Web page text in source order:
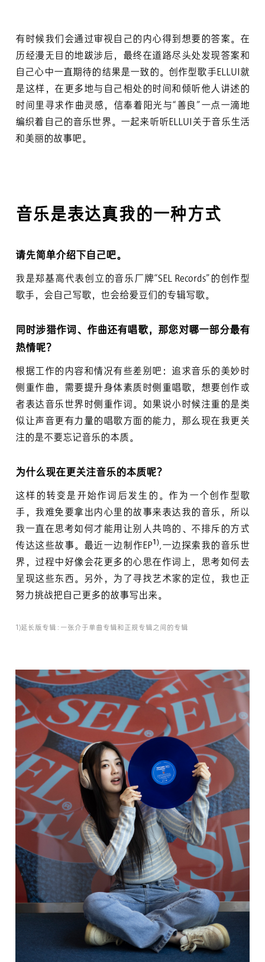
有时候我们会通过审视自己的内心得到想要的答案。在
历经漫无目的地跋涉后，最终在道路尽头处发现答案和
自己心中一直期待的结果是一致的。创作型歌手ELLUI就
是这样，在更多地与自己相处的时间和倾听他人讲述的
时间里寻求作曲灵感，信奉着阳光与“善良”一点一滴地
编织着自己的音乐世界。一起来听听ELLUI关于音乐生活
和美丽的故事吧。
音乐是表达真我的一种方式
请先简单介绍下自己吧。
我是郑基高代表创立的音乐厂牌“SEL Records”的创作型
歌手，会自己写歌，也会给爱豆们的专辑写歌。
同时涉猎作词、作曲还有唱歌，那您对哪一部分最有
热情呢？
根据工作的内容和情况有些差别吧：追求音乐的美妙时
侧重作曲，需要提升身体素质时侧重唱歌，想要创作或
者表达音乐世界时侧重作词。如果说小时候注重的是类
似让声音更有力量的唱歌方面的能力，那么现在我更关
注的是不要忘记音乐的本质。
为什么现在更关注音乐的本质呢？
这样的转变是开始作词后发生的。作为一个创作型歌
手，我难免要拿出内心里的故事来表达我的音乐，所以
我一直在思考如何才能用让别人共鸣的、不排斥的方式
传达这些故事。最近一边制作EP1),一边探索我的音乐世
界，过程中好像会花更多的心思在作词上，思考如何去
呈现这些东西。另外，为了寻找艺术家的定位，我也正
努力挑战把自己更多的故事写出来。
1)延长版专辑 : 一张介于单曲专辑和正规专辑之间的专辑